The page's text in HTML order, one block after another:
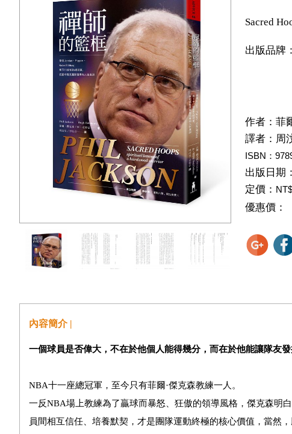
Sacred
出版品牌
作者： 菲
譯者： 周
ISBN：
出版日期：
定價：
優惠價：
內容簡介 |
一個球員是否偉大，不在於他個人能得幾分，而在於他能讓隊友發
NBA十一座總冠軍，至今只有菲爾·傑克森教練一人。
一反NBA場上教練為了贏球而暴怒、狂傲的領導風格，傑克森明
員間相互信任、培養默契，才是團隊運動終極的核心價值，當然，